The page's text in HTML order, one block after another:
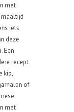
met
iets
deze
Een
recept
kip,
of
met